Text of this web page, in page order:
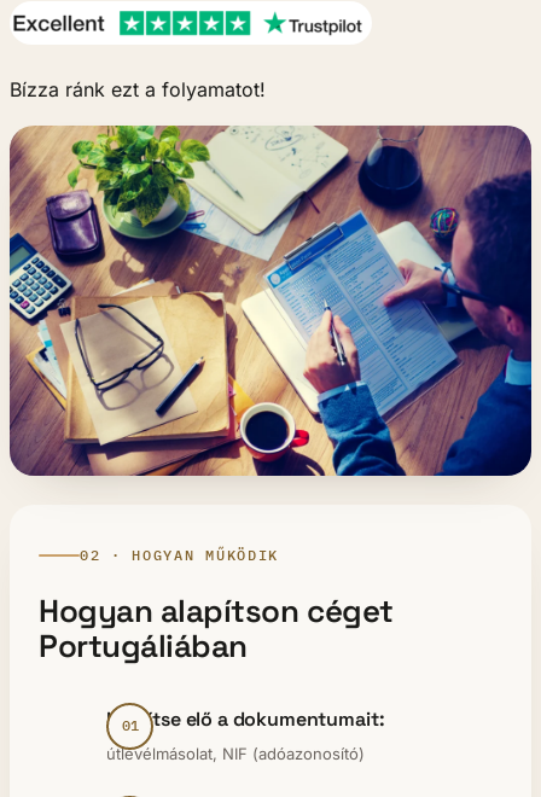
Bízza ránk ezt a folyamatot!
02 · HOGYAN MŰKÖDIK
Hogyan alapítson céget
Portugáliában
Készítse elő a dokumentumait:
útlevélmásolat, NIF (adóazonosító)